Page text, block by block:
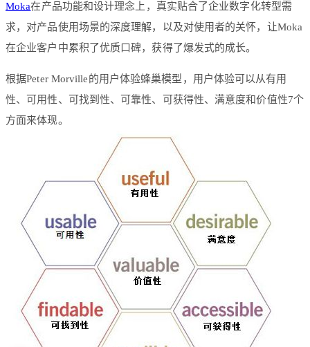
Moka在产品功能和设计理念上，真实贴合了企业数字化转型需
求，对产品使用场景的深度理解，以及对使用者的关怀，让Moka
在企业客户中累积了优质口碑，获得了爆发式的成长。
根据Peter Morville的用户体验蜂巢模型，用户体验可以从有用
性、可用性、可找到性、可靠性、可获得性、满意度和价值性7个
方面来体现。